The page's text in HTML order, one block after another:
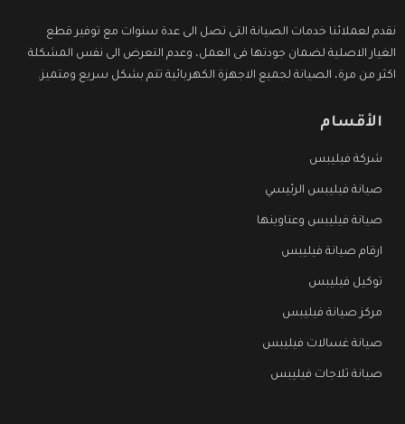
نقدم لعملائنا خدمات الصيانة التى تصل الى عدة سنوات مع توفير قطع
الغيار الاصلية لضمان جودتها فى العمل، وعدم التعرض الى نفس المشكلة
اكثر من مرة، الصيانة لجميع الاجهزة الكهربائية تتم بشكل سريع ومتميز.
الأقسام
شركة فيليبس
صيانة فيليبس الرئيسي
صيانة فيليبس وعناوينها
ارقام صيانة فيليبس
توكيل فيليبس
مركز صيانة فيليبس
صيانة غسالات فيليبس
صيانة ثلاجات فيليبس